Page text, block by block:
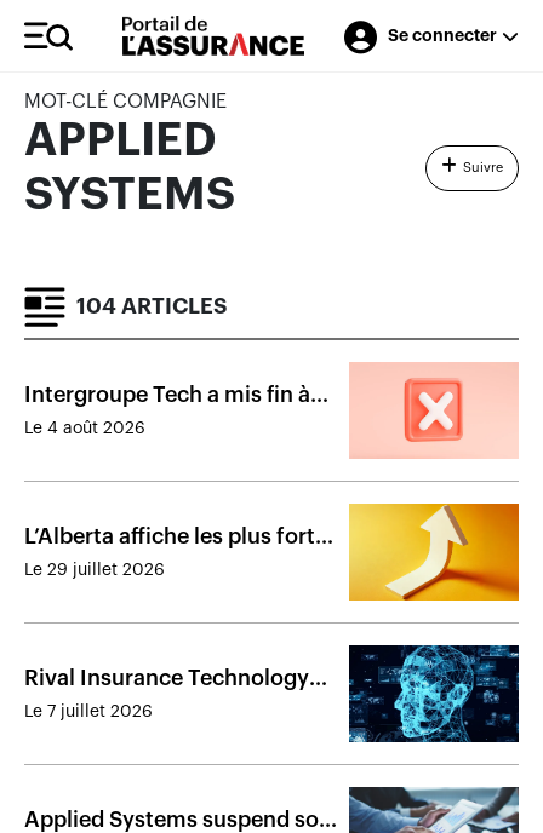
Se connecter
MOT-CLÉ COMPAGNIE
APPLIED
SYSTEMS
Suivre
104 ARTICLES
Intergroupe Tech a mis fin à
ses activités
Le 4 août 2026
L’Alberta affiche les plus fortes
hausses des primes
Le 29 juillet 2026
Rival Insurance Technology
améliore son offre
Le 7 juillet 2026
Applied Systems suspend son